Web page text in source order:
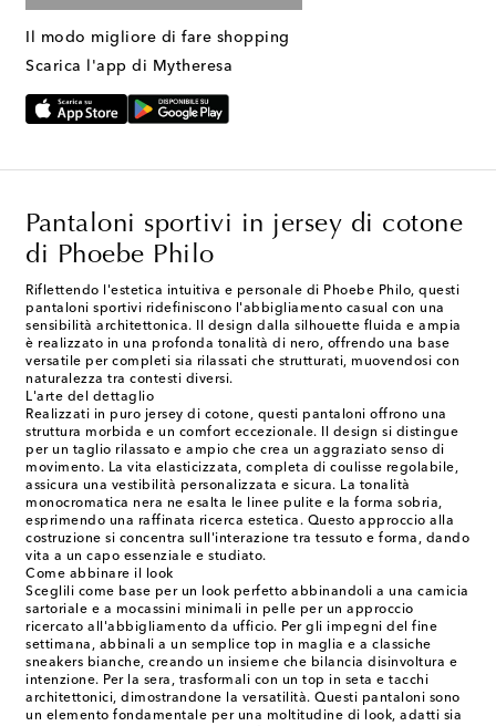
Il modo migliore di fare shopping
Scarica l'app di Mytheresa
Pantaloni sportivi in jersey di cotone
di Phoebe Philo
Riflettendo l'estetica intuitiva e personale di Phoebe Philo, questi
pantaloni sportivi ridefiniscono l'abbigliamento casual con una
sensibilità architettonica. Il design dalla silhouette fluida e ampia
è realizzato in una profonda tonalità di nero, offrendo una base
versatile per completi sia rilassati che strutturati, muovendosi con
naturalezza tra contesti diversi.
L'arte del dettaglio
Realizzati in puro jersey di cotone, questi pantaloni offrono una
struttura morbida e un comfort eccezionale. Il design si distingue
per un taglio rilassato e ampio che crea un aggraziato senso di
movimento. La vita elasticizzata, completa di coulisse regolabile,
assicura una vestibilità personalizzata e sicura. La tonalità
monocromatica nera ne esalta le linee pulite e la forma sobria,
esprimendo una raffinata ricerca estetica. Questo approccio alla
costruzione si concentra sull'interazione tra tessuto e forma, dando
vita a un capo essenziale e studiato.
Come abbinare il look
Sceglili come base per un look perfetto abbinandoli a una camicia
sartoriale e a mocassini minimali in pelle per un approccio
ricercato all'abbigliamento da ufficio. Per gli impegni del fine
settimana, abbinali a un semplice top in maglia e a classiche
sneakers bianche, creando un insieme che bilancia disinvoltura e
intenzione. Per la sera, trasformali con un top in seta e tacchi
architettonici, dimostrandone la versatilità. Questi pantaloni sono
un elemento fondamentale per una moltitudine di look, adatti sia